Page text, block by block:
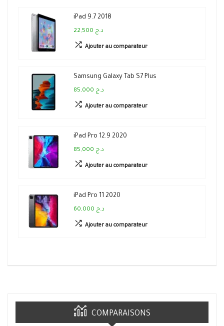
iPad 9.7 2018
22,500 د.ج
Ajouter au comparateur
Samsung Galaxy Tab S7 Plus
85,000 د.ج
Ajouter au comparateur
iPad Pro 12.9 2020
85,000 د.ج
Ajouter au comparateur
iPad Pro 11 2020
60,000 د.ج
Ajouter au comparateur
COMPARAISONS